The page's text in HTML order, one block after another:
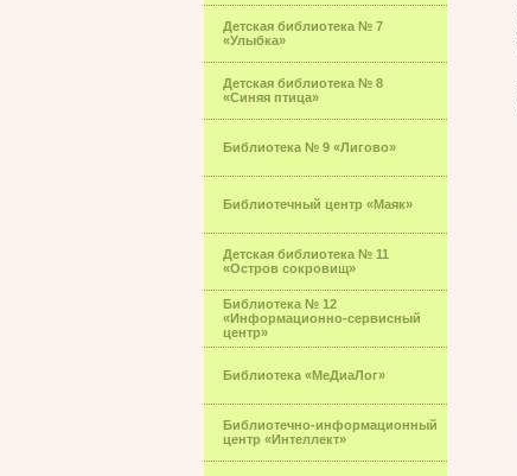
Детская библиотека № 7
«Улыбка»
Детская библиотека № 8
«Синяя птица»
Библиотека № 9 «Лигово»
Библиотечный центр «Маяк»
Детская библиотека № 11
«Остров сокровищ»
Библиотека № 12
«Информационно-сервисный
центр»
Библиотека «МеДиаЛог»
Библиотечно-информационный
центр «Интеллект»